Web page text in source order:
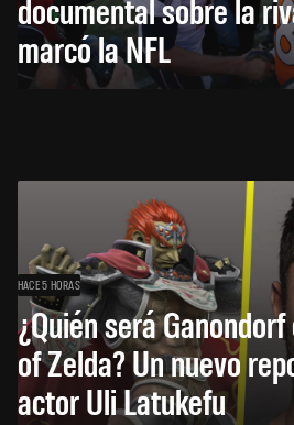
documental sobre la
marcó la NFL
HACE 5 HORAS
¿Quién será
of Zelda? Un nuevo
actor Uli Latukefu